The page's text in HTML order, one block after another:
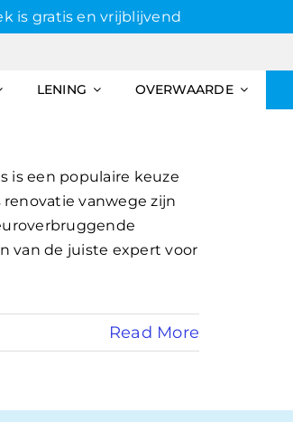
is gratis en vrijblijvend
LENING OVERWAARDE
is een populaire keuze
vanwege zijn
van de juiste expert voor
Read More